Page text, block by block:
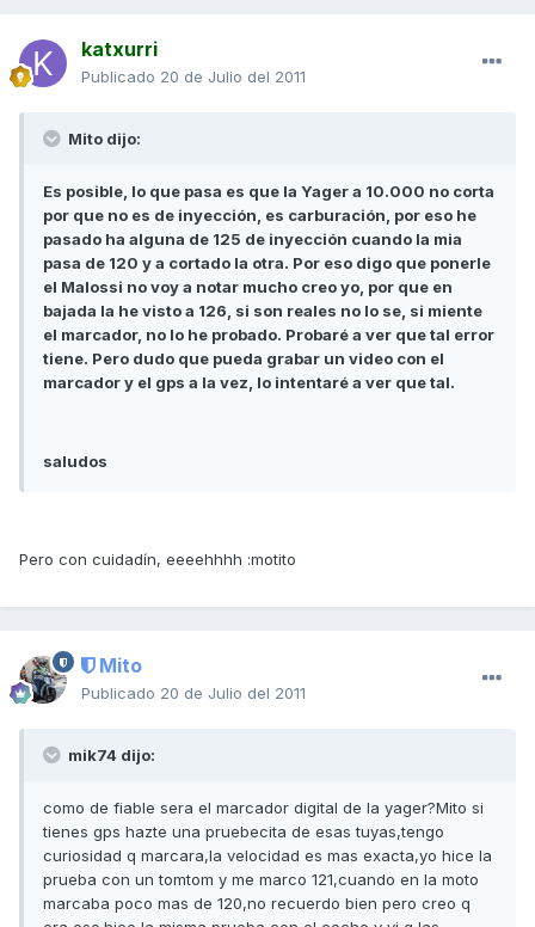
katxurri
Publicado 20 de Julio del 2011
Mito dijo:
Es posible, lo que pasa es que la Yager a 10.000 no corta
por que no es de inyección, es carburación, por eso he
pasado ha alguna de 125 de inyección cuando la mia
pasa de 120 y a cortado la otra. Por eso digo que ponerle
el Malossi no voy a notar mucho creo yo, por que en
bajada la he visto a 126, si son reales no lo se, si miente
el marcador, no lo he probado. Probaré a ver que tal error
tiene. Pero dudo que pueda grabar un video con el
marcador y el gps a la vez, lo intentaré a ver que tal.
saludos
Pero con cuidadín, eeeehhhh :motito
Mito
Publicado 20 de Julio del 2011
mik74 dijo:
como de fiable sera el marcador digital de la yager?Mito si
tienes gps hazte una pruebecita de esas tuyas,tengo
curiosidad q marcara,la velocidad es mas exacta,yo hice la
prueba con un tomtom y me marco 121,cuando en la moto
marcaba poco mas de 120,no recuerdo bien pero creo q